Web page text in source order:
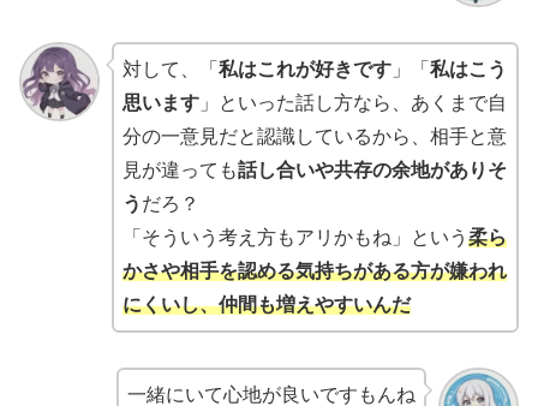
対して、「 私はこれが好きです」「 私はこう
思います」といった話し方なら、あくまで自
分の一意見だと認識しているから、相手と意
見が違っても話し合いや共存の余地がありそ
う だろ？
「そういう考え方もアリかもね」という 柔ら
かさや相手を認める気持ちがある方が嫌われ
にくいし、仲間も増えやすいんだ
一緒にいて心地が良いですもんね